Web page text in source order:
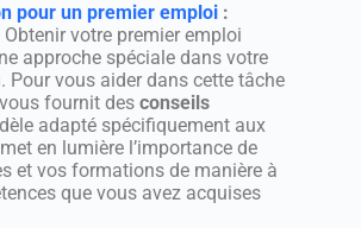
pour un premier emploi :
Obtenir votre premier emploi
approche spéciale dans votre
Pour vous aider dans cette tâche
fournit des conseils
adapté spécifiquement aux
en lumière l’importance de
et vos formations de manière à
que vous avez acquises